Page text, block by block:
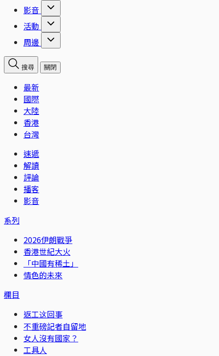
影音
活動
周邊
搜尋 關閉
最新
國際
大陸
香港
台灣
速遞
解讀
評論
播客
影音
系列
2026伊朗戰爭
香港世紀大火
「中國有稀土」
情色的未來
欄目
返工这回事
不重磅記者自留地
女人沒有國家？
工具人